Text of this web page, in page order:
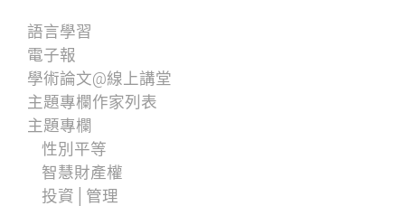
語言學習
電子報
學術論文@線上講堂
主題專欄作家列表
主題專欄
性別平等
智慧財產權
投資│管理